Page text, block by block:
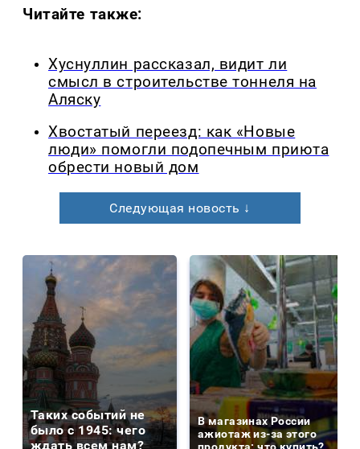
Читайте также:
Хуснуллин рассказал, видит ли
смысл в строительстве тоннеля на
Аляску
Хвостатый переезд: как «Новые
люди» помогли подопечным приюта
обрести новый дом
Следующая новость ↓
Таких событий не
было с 1945: чего
ждать всем нам?
В магазинах России
ажиотаж из-за этого